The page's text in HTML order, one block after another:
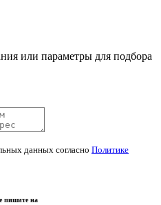
или параметры для подбора
данных согласно Политике
пишите на